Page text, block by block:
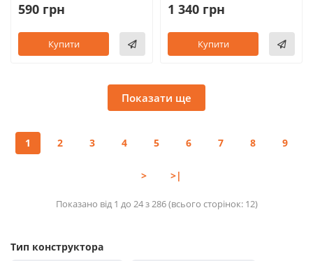
590 грн
Купити
1 340 грн
Купити
Показати ще
1 2 3 4 5 6 7 8 9
> >|
Показано від 1 до 24 з 286 (всього сторінок: 12)
Тип конструктора